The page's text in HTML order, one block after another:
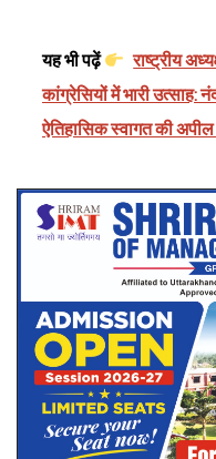
यह भी पढ़ें
राष्ट्रीय
कांग्रेसियों में भारी उत्साह:
ऐतिहासिक स्वागत की